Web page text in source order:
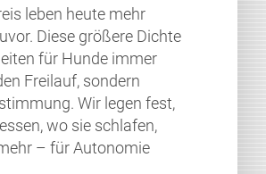
leben heute mehr
Diese größere Dichte
für Hunde immer
Freilauf, sondern
Wir legen fest,
wo sie schlafen,
– für Autonomie